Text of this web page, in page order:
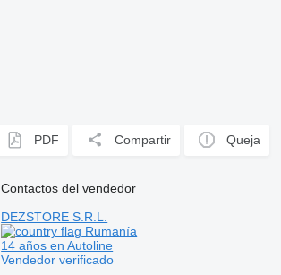
PDF Compartir Queja
Contactos del vendedor
DEZSTORE S.R.L.
Rumanía
14 años en Autoline
Vendedor verificado